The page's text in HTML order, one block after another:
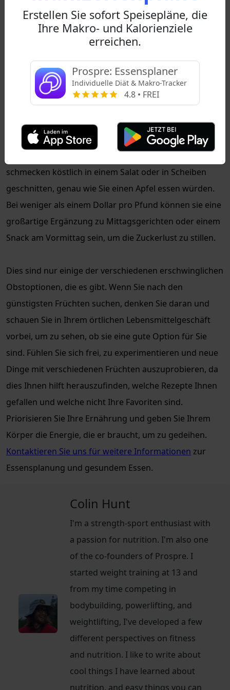
durchschnittliche Wassermelone etwa 5 $ kostet.
Birnen
lange Haltbarkeit haben. Während einige Früchte
gekühlt und schnell gegessen werden müssen, können
Birnen auf Ihrer Arbeitsplatte bleiben und einige Tage
halten oder über eine Woche im Kühlschrank lagern.
Birnen sind Äpfeln ähnlich, haben jedoch einen etwas
ausgeprägteren und körnigen Geschmack. Birnen
schmecken köstlich in einem Salat oder in Scheiben
geschnitten, genau wie Sie einen Apfel essen würden.
Bei weniger als einem Dollar pro Pfund können sie eine
großartige Ergänzung zu Mittagsgerichten oder einem
Snack am Vormittag sein, um die Zuckerlust zu stillen.
Dies sind nur einige der verschiedenen erschwinglichen
Obstoptionen, die es gibt. Wenn Sie nach den
günstigsten Früchten suchen, denken Sie daran und
schauen Sie in Ihrem örtlichen Lebensmittelgeschäft
vorbei, um zu sehen, ob sie eine gute Option für Sie
sind. Fühlen Sie sich frei, zu experimentieren und neue
Dinge mit verschiedenen Früchten auszuprobieren, da
dies Ihnen hilft herauszufinden, welche Rezepte Ihnen
gefallen und welche nicht Ihre Favoriten sind.
Priorisieren Sie Ihre Ernährung und geben Sie Ihrem
Körper die Energie, die er braucht, um zu gedeihen.
Kontaktieren Sie uns für weitere Informationen zur
Essensplanung und gesundem Essen.
Colin Hunt
I'm a strength-sport enthusiast with
a passion for nutrition. I'm also one
of the co-founders of Prospre. I
started weight training at 13 and
from my time competing in
bodybuilding, powerlifting, and
weightlifting, I've developed a few
different perspectives on fitness
and nutrition. I like to write about
cool things I have learned about
nutrition, and easy things you can
Erstellen Sie sofort Speisepläne, die
Ihre Makro- und Kalorienziele
erreichen.
Prospre: Essensplaner
Individuelle Diät & Makro-Tracker
4.8 • FREI